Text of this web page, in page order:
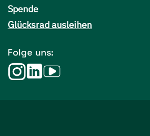
Spende
Glücksrad ausleihen
Folge uns: